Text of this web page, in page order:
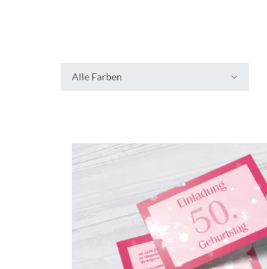
Alle Farben